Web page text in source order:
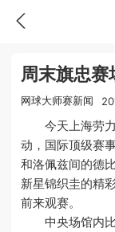
周末旗忠赛
网球大师赛新闻
今天上海劳力
动，国际顶级赛
和洛佩兹间的德
新星锦织圭的精
前来观赛。
中央场馆内比